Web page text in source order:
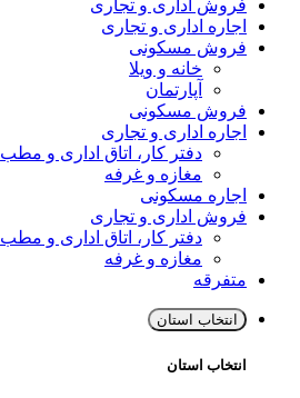
فروش اداری و تجاری
اجاره اداری و تجاری
فروش مسکونی
خانه و ویلا
آپارتمان
فروش مسکونی
اجاره اداری و تجاری
دفتر کار، اتاق اداری و مطب
مغازه و غرفه
اجاره مسکونی
فروش اداری و تجاری
دفتر کار، اتاق اداری و مطب
مغازه و غرفه
متفرقه
انتخاب استان
انتخاب استان